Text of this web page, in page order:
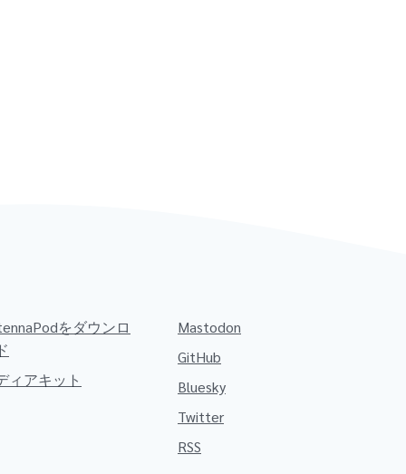
をダウンロ
ィアキット
Mastodon
GitHub
Bluesky
Twitter
RSS